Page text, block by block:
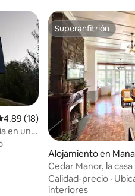
promedio: 4.89 de 5,
4.89 (18)
en un
Superanfitrión
Superanfitrión
Alojamiento en
Cedar Manor, la
Calidad-precio ·
interiores